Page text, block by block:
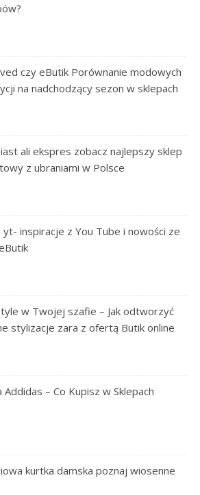
czy eButik Porównanie modowych
na nadchodzący sezon w sklepach
ali ekspres zobacz najlepszy sklep
z ubraniami w Polsce
yt- inspiracje z You Tube i nowości ze
w Twojej szafie – Jak odtworzyć
stylizacje zara z ofertą Butik online
Addidas – Co Kupisz w Sklepach
kurtka damska poznaj wiosenne